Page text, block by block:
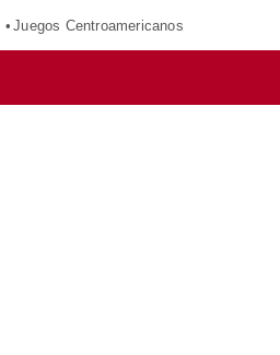
Juegos Centroamericanos